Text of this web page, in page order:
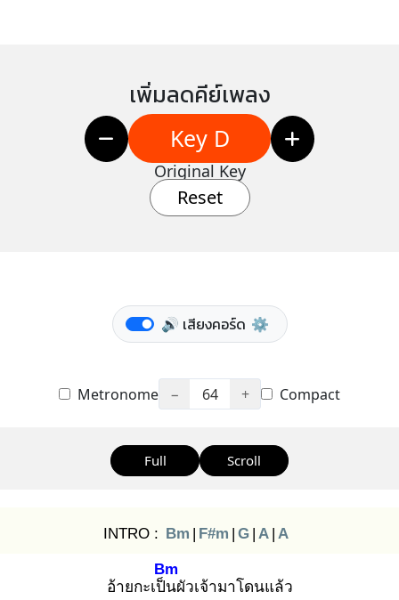
เพิ่มลดคีย์เพลง
Key D
Original Key
Reset
🔊 เสียงคอร์ด ⚙️
Metronome − 64 + Compact
Full Scroll
INTRO : Bm | F#m | G | A | A
อ้ายกะเป็น
Bm
ผัวเจ้ามาโดนแล้ว